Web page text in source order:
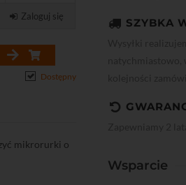
Zaloguj się
Dostępny
mikrorurki o
SZYBKA
Wsparcie